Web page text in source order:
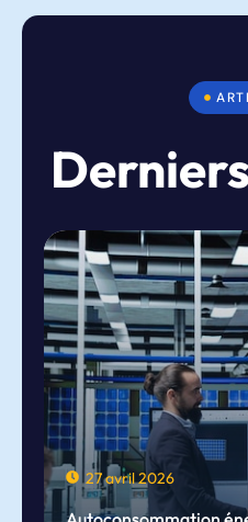
27 avril 2026